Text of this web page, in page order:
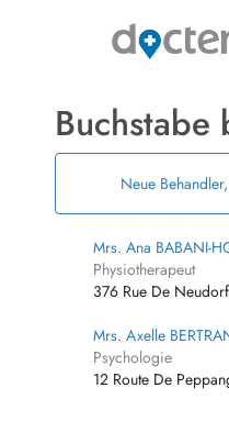
Neue
Mrs. Ana BABANI-
Physiotherapeut
376 Rue De
Mrs. Axelle
Psychologie
12 Route De